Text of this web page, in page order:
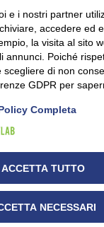
- N.REA
euro 100.000,00
(per i clienti)
e i nostri partner
accedere ed
la visita al sito
annunci. Poiché
scegliere di non
GDPR per
Completa
ACCETTA TUTTO
NECESSARI